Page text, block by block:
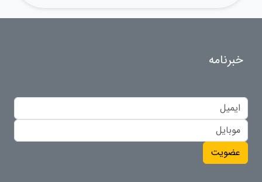
خبرنامه
عضویت